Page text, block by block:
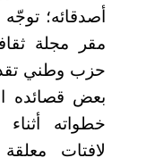
أصدقائه؛
مقر مجلة
حزب وطني
بعض قصائده
خطواته
لافتات